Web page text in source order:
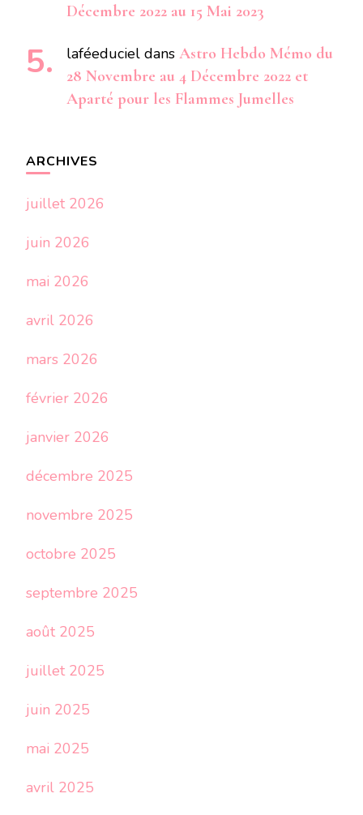
Décembre 2022 au 15 Mai 2023
laféeduciel dans Astro Hebdo Mémo du
28 Novembre au 4 Décembre 2022 et
Aparté pour les Flammes Jumelles
ARCHIVES
juillet 2026
juin 2026
mai 2026
avril 2026
mars 2026
février 2026
janvier 2026
décembre 2025
novembre 2025
octobre 2025
septembre 2025
août 2025
juillet 2025
juin 2025
mai 2025
avril 2025